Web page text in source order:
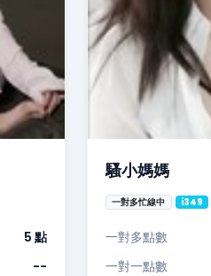
5 點
--
騷小媽媽
一對多忙線中 i349
一對多點數
一對一點數